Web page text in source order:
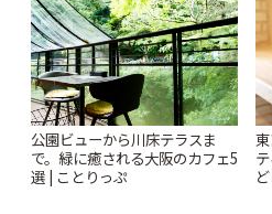
公園ビューから川床テラスま
で。緑に癒される大阪のカフェ5
選 | ことりっぷ